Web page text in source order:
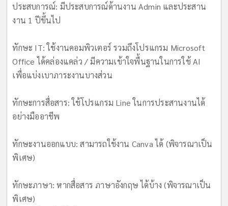
ประสบการณ์: มีประสบการณ์ด้านงาน Admin และประสาน
งาน 1 ปีขึ้นไป
ทักษะ IT: ใช้งานคอมพิวเตอร์ รวมถึงโปรแกรม Microsoft
Office ได้คล่องแคล่ว / มีความเข้าใจพื้นฐานในการใช้ AI
เพื่อแบ่งเบาภาระงานบางส่วน
ทักษะการสื่อสาร: ใช้โปรแกรม Line ในการประสานงานได้
อย่างมืออาชีพ
ทักษะงานออกแบบ: สามารถใช้งาน Canva ได้ (พิจารณาเป็น
พิเศษ)
ทักษะภาษา: หากสื่อสาร ภาษาอังกฤษ ได้บ้าง (พิจารณาเป็น
พิเศษ)